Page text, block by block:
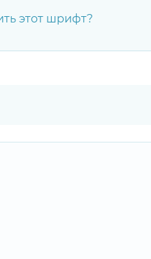
этот шрифт?